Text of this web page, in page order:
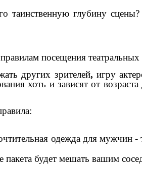
таинственную глубину
посещения театральных
других зрителей, игру
хоть и зависят от возраста
одежда для мужчин
будет мешать вашим